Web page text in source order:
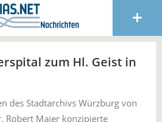
zum Hl. Geist in
des Stadtarchivs Würzburg von
Robert Maier konzipierte